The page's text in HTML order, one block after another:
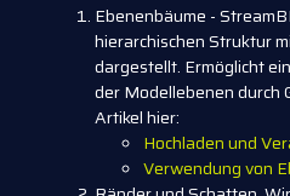
Ebenenbäume -
hierarchischen Struktur
dargestellt. Ermöglicht
der Modellebenen durch
Artikel hier:
Hochladen und
Verwendung von